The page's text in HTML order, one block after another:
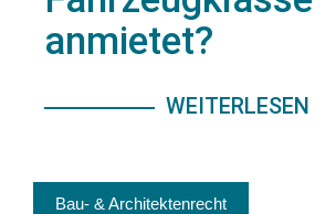
anmietet?
WEITERLESEN
Bau- & Architektenrecht